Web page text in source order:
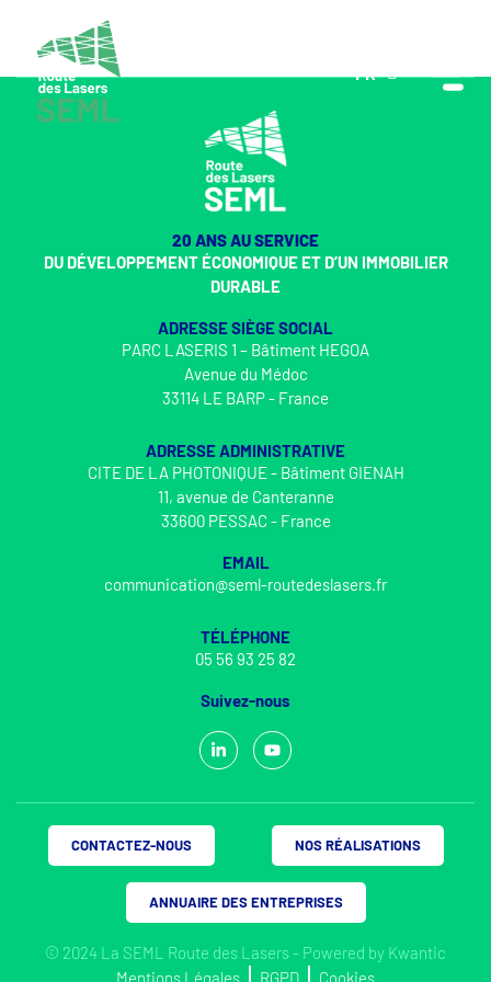
FR
EN
20 ANS AU SERVICE
DU DÉVELOPPEMENT ÉCONOMIQUE ET D’UN IMMOBILIER
DURABLE
ADRESSE SIÈGE SOCIAL
PARC LASERIS 1 – Bâtiment HEGOA
Avenue du Médoc
33114 LE BARP - France
ADRESSE ADMINISTRATIVE
CITE DE LA PHOTONIQUE - Bâtiment GIENAH
11, avenue de Canteranne
33600 PESSAC - France
EMAIL
communication@seml-routedeslasers.fr
TÉLÉPHONE
05 56 93 25 82
Suivez-nous
© 2024 La SEML Route des Lasers - Powered by Kwantic
Mentions Légales
RGPD Cookies
CONTACTEZ-NOUS NOS RÉALISATIONS
ANNUAIRE DES ENTREPRISES